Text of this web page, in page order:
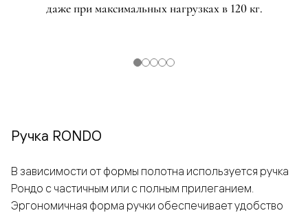
даже при максимальных нагрузках в 120 кг.
Ручка RONDO
В зависимости от формы полотна используется ручка
Рондо с частичным или с полным прилеганием.
Эргономичная форма ручки обеспечивает удобство